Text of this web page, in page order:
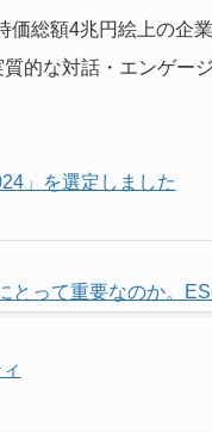
価総額4兆円絵上の企
的な対話・エンゲー
」を選定しました
とって重要なのか。